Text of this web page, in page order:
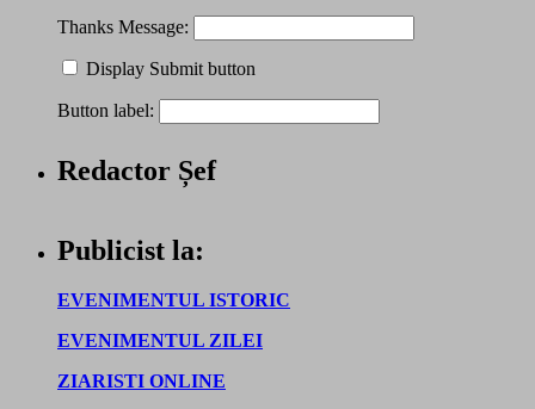
Thanks Message:
Display Submit button
Button label:
Redactor Șef
Publicist la:
EVENIMENTUL ISTORIC
EVENIMENTUL ZILEI
ZIARISTI ONLINE